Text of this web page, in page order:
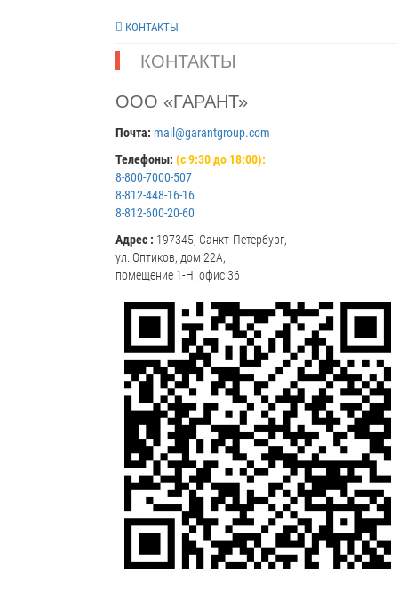
КОНТАКТЫ
КОНТАКТЫ
ООО «ГАРАНТ»
Почта: mail@garantgroup.com
Телефоны: (с 9:30 до 18:00):
8-800-7000-507
8-812-448-16-16
8-812-600-20-60
Адрес : 197345, Санкт-Петербург,
ул. Оптиков, дом 22А,
помещение 1-Н, офис 36